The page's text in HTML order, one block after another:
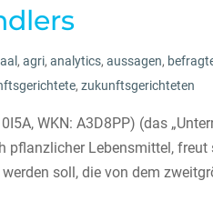
aal , agri, analytics, aussagen,
, zukunftsgerichteten
WKN: A3D8PP) (das
pflanzlicher Lebensmittel, freut
soll, die von dem